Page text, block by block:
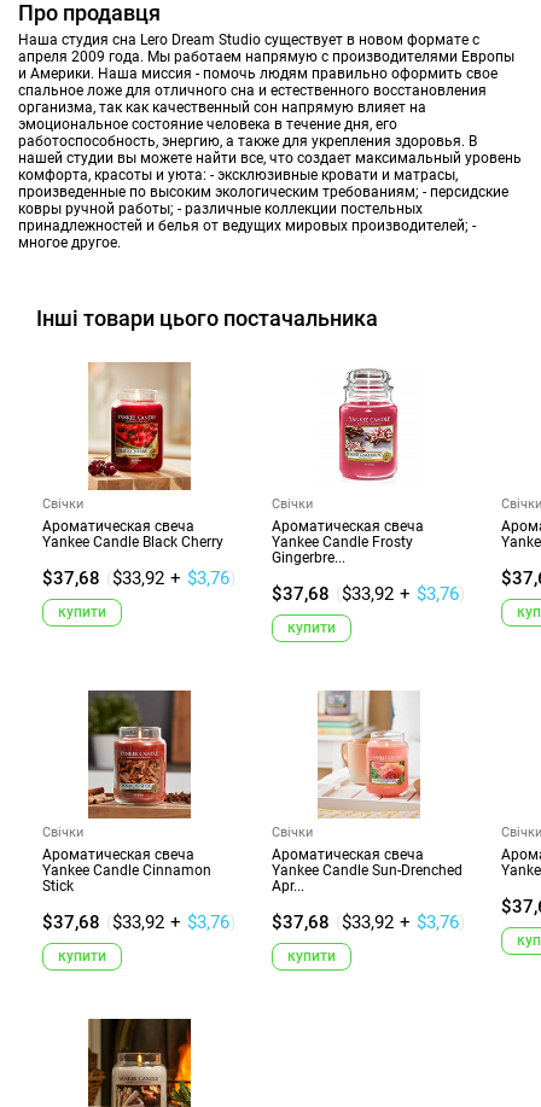
Про продавця
Наша студия сна Lero Dream Studio существует в новом формате с
апреля 2009 года. Мы работаем напрямую с производителями Европы
и Америки. Наша миссия - помочь людям правильно оформить свое
спальное ложе для отличного сна и естественного восстановления
организма, так как качественный сон напрямую влияет на
эмоциональное состояние человека в течение дня, его
работоспособность, энергию, а также для укрепления здоровья. В
нашей студии вы можете найти все, что создает максимальный уровень
комфорта, красоты и уюта: - эксклюзивные кровати и матрасы,
произведенные по высоким экологическим требованиям; - персидские
ковры ручной работы; - различные коллекции постельных
принадлежностей и белья от ведущих мировых производителей; -
многое другое.
Інші товари цього постачальника
Свічки
Ароматическая свеча
Yankee Candle Black Cherry
$37,68 ($33,92 + $3,76)
купити
Свічки
Ароматическая свеча
Yankee Candle Frosty
Gingerbre...
$37,68 ($33,92 + $3,76)
купити
Свічки
Свічки
Ароматическая свеча
Yankee Candle Cinnamon
Stick
$37,68 ($33,92 + $3,76)
купити
Свічки
Ароматическая свеча
Yankee Candle Sun-Drenched
Apr...
$37,68 ($33,92 + $3,76)
купити
Свічки